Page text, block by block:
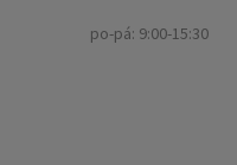
po-pá: 9:00-15:30